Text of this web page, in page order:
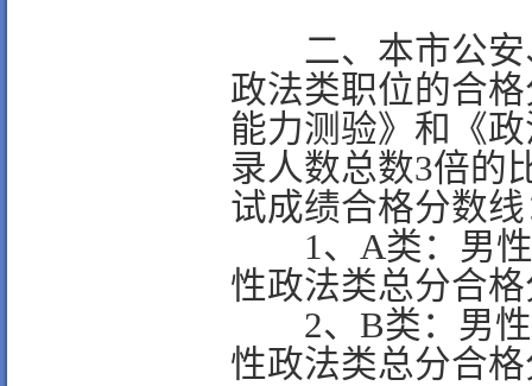
二、本市公安
政法类职位的合
能力测验》和《
录人数总数3倍的
试成绩合格分数
1、A类：男性
性政法类总分合
2、B类：男性
性政法类总分合